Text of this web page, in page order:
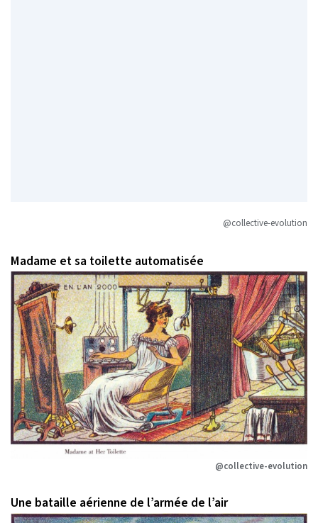
@collective-evolution
Madame et sa toilette automatisée
@collective-evolution
Une bataille aérienne de l’armée de l’air